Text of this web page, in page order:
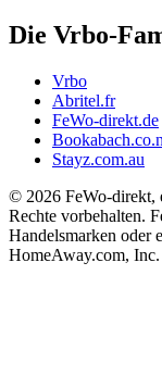
Die Vrbo-
Vrbo
Abritel.fr
FeWo-direkt.de
Stayz.com.au
© 2026 FeWo-direkt,
Rechte vorbehalten.
Handelsmarken oder
HomeAway.com, Inc.